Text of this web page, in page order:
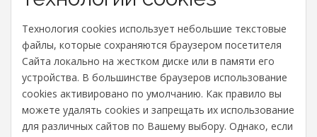
Технология cookies использует небольшие текстовые
файлы, которые сохраняются браузером посетителя
Сайта локально на жестком диске или в памяти его
устройства. В большинстве браузеров использование
cookies активировано по умолчанию. Как правило вы
можете удалять cookies и запрещать их использование
для различных сайтов по Вашему выбору. Однако, если